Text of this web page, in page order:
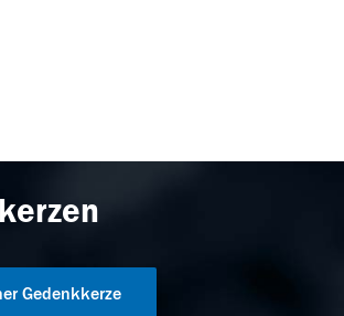
Gedenkkerze